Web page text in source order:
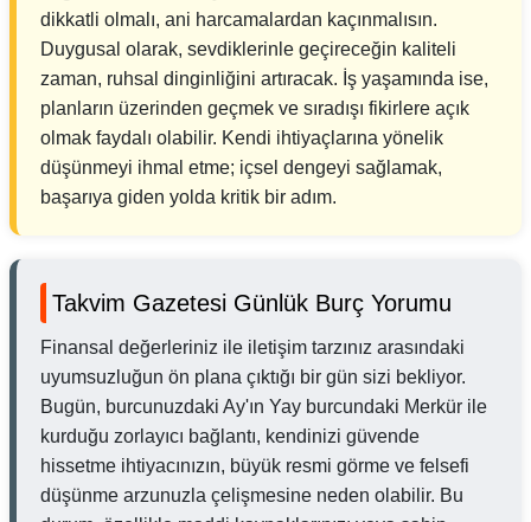
dikkatli olmalı, ani harcamalardan kaçınmalısın.
Duygusal olarak, sevdiklerinle geçireceğin kaliteli
zaman, ruhsal dinginliğini artıracak. İş yaşamında ise,
planların üzerinden geçmek ve sıradışı fikirlere açık
olmak faydalı olabilir. Kendi ihtiyaçlarına yönelik
düşünmeyi ihmal etme; içsel dengeyi sağlamak,
başarıya giden yolda kritik bir adım.
Takvim Gazetesi Günlük Burç Yorumu
Finansal değerleriniz ile iletişim tarzınız arasındaki
uyumsuzluğun ön plana çıktığı bir gün sizi bekliyor.
Bugün, burcunuzdaki Ay'ın Yay burcundaki Merkür ile
kurduğu zorlayıcı bağlantı, kendinizi güvende
hissetme ihtiyacınızın, büyük resmi görme ve felsefi
düşünme arzunuzla çelişmesine neden olabilir. Bu